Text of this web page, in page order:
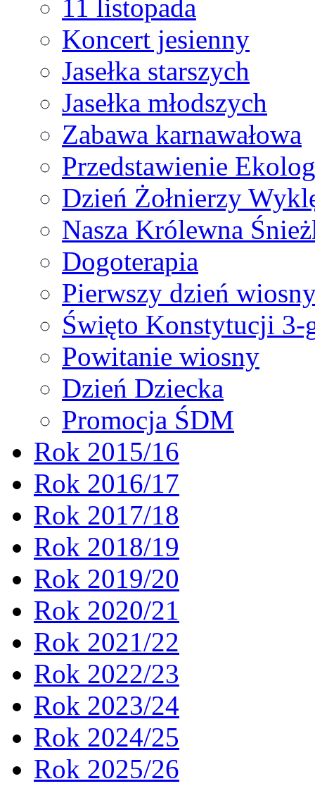
11 listopada
Koncert jesienny
Jasełka starszych
Jasełka młodszych
Zabawa karnawałowa
Przedstawienie
Dzień Żołnierzy
Nasza Królewna
Dogoterapia
Pierwszy dzień
Święto Konstytucji 3-
Powitanie wiosny
Dzień Dziecka
Promocja ŚDM
Rok 2015/16
Rok 2016/17
Rok 2017/18
Rok 2018/19
Rok 2019/20
Rok 2020/21
Rok 2021/22
Rok 2022/23
Rok 2023/24
Rok 2024/25
Rok 2025/26